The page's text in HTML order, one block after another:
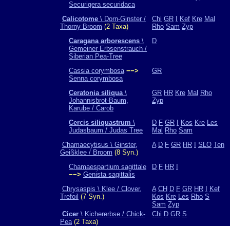
Securigera securidaca
Calicotome \ Dorn-Ginster /
Thorny Broom (2 Taxa)
Chi GR Kef Kre Mal
Rho Sam Zyp
Caragana arborescens \
Gemeiner Erbsenstrauch /
Siberian Pea-Tree
D
Cassia corymbosa −−>
Senna corymbosa
GR
Ceratonia siliqua\
Johannisbrot-Baum,
Karube / Carob
GR HR Kre Mal Rho
Zyp
Cercis siliquastrum \
Judasbaum / Judas Tree
D F GR Kos Kre Les
Mal Rho Sam
Chamaecytisus \ Ginster,
Geißklee / Broom (8 Syn.)
A D F GR HR SLO Ten
Chamaespartium sagittale
−−> Genista sagittalis
D F HR
Chrysaspis \ Klee / Clover,
Trefoil (7 Syn.)
A CH D F GR HR
Kef
Kos Kre Les Rho S
Sam Zyp
Cicer \ Kichererbse / Chick-
Pea(2 Taxa)
Chi D GR S